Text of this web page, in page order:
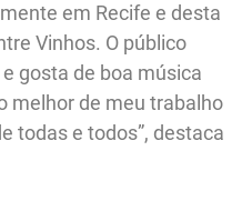
em Recife e desta
Vinhos. O público
gosta de boa música
melhor de meu trabalho
todas e todos”, destaca